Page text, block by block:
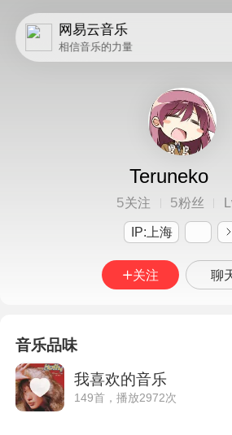
网易云音乐
相信音乐的力量
Teruneko
5关注 5粉丝
IP:上海
关注 聊
音乐品味
我喜欢的音乐
149首，播放2972次